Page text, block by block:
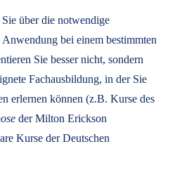
über die notwendige
bei einem bestimmten
Sie besser nicht, sondern
Fachausbildung, in der Sie
erlernen können (z.B. Kurse des
der Milton Erickson
Kurse der Deutschen